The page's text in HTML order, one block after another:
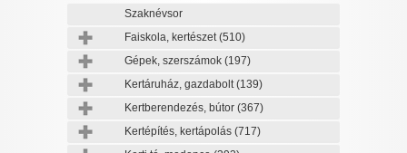
Szaknévsor
Faiskola, kertészet(510)
Gépek, szerszámok (197)
Kertáruház, gazdabolt(139)
Kertberendezés, bútor (367)
Kertépítés, kertápolás (717)